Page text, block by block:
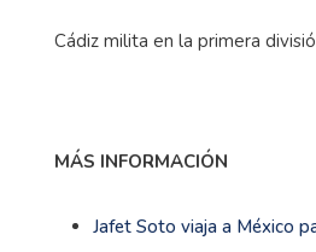
Cádiz milita en la primera
MÁS INFORMACIÓN
Jafet Soto viaja a México